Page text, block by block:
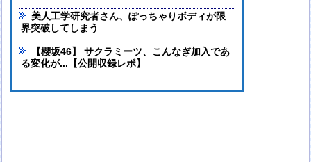
美人工学研究者さん、ぽっちゃりボディが限
界突破してしまう
【櫻坂46】 サクラミーツ、こんなぎ加入であ
る変化が...【公開収録レポ】